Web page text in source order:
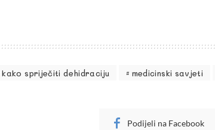
kako spriječiti dehidraciju medicinski savjeti
Podijeli na Facebook